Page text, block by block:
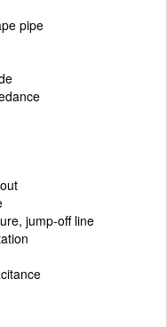
pipe
jump-off line